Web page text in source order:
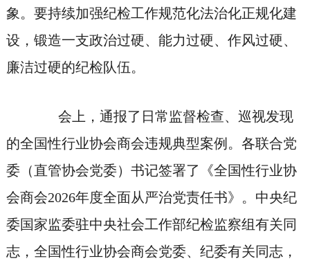
象。要持续加强纪检工作规范化法治化正规化建
设，锻造一支政治过硬、能力过硬、作风过硬、
廉洁过硬的纪检队伍。
会上，通报了日常监督检查、巡视发现
的全国性行业协会商会违规典型案例。各联合党
委（直管协会党委）书记签署了《全国性行业协
会商会2026年度全面从严治党责任书》。中央纪
委国家监委驻中央社会工作部纪检监察组有关同
志，全国性行业协会商会党委、纪委有关同志，